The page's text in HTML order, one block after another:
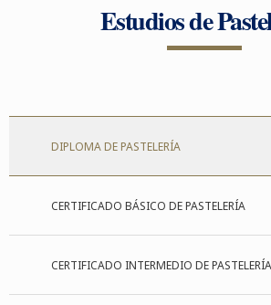
Estudios de
DIPLOMA DE PASTELERÍA
CERTIFICADO BÁSICO DE PASTELERÍA
CERTIFICADO INTERMEDIO DE PASTELERÍA